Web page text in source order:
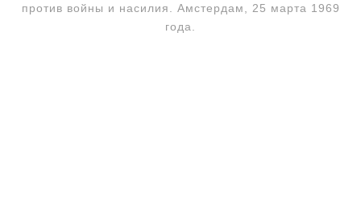
против войны и насилия. Амстердам, 25 марта 1969
года.